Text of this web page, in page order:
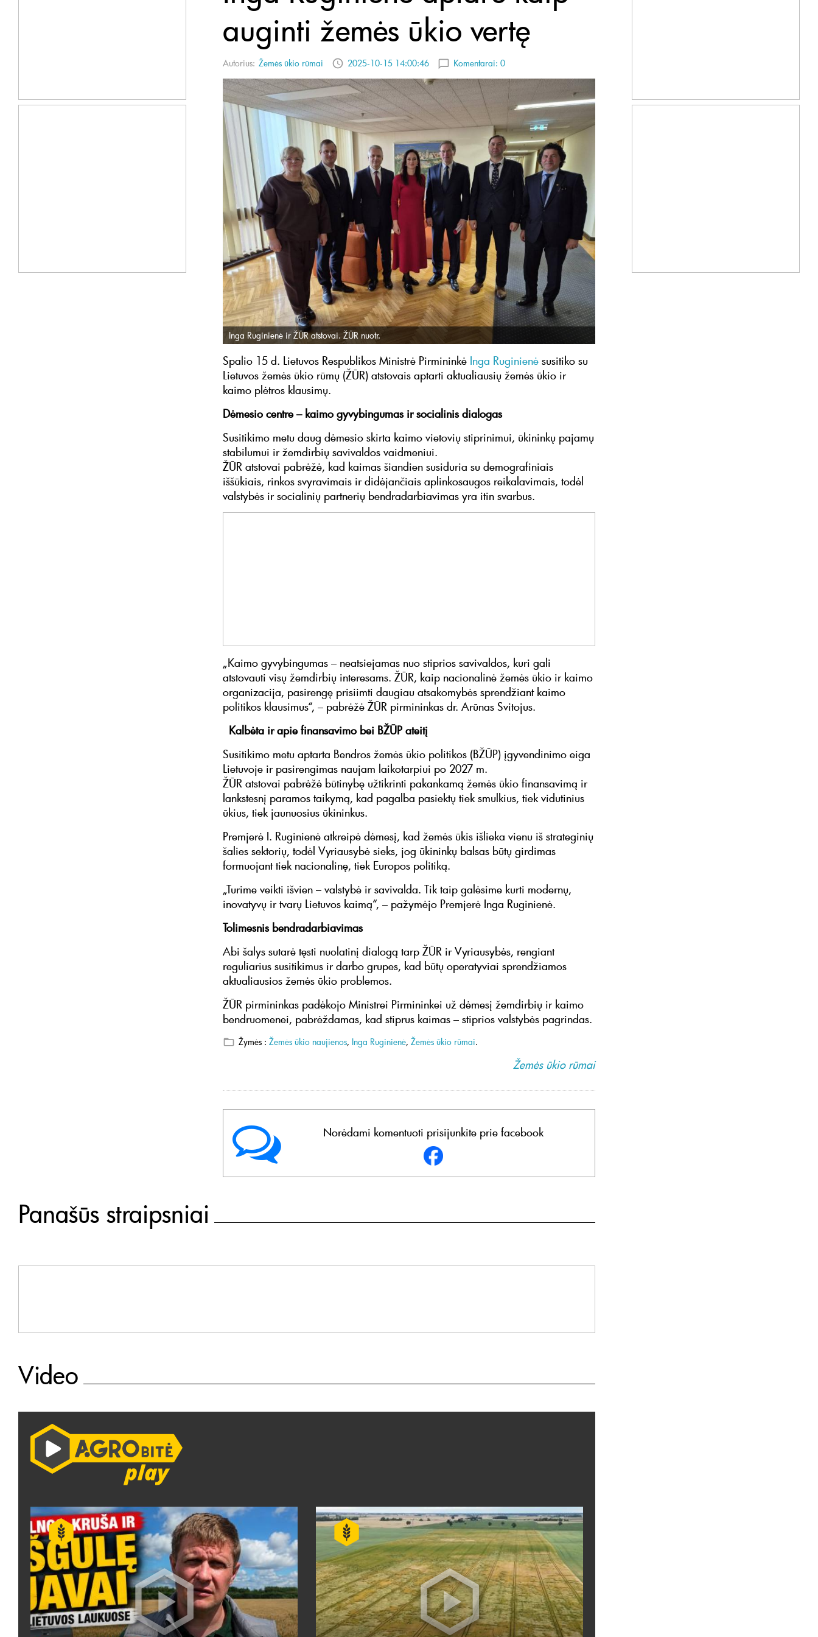
auginti žemės ūkio vertę
Autorius: Žemės ūkio rūmai 2025-10-15 14:00:46 Komentarai: 0
Inga Ruginienė ir ŽŪR atstovai. ŽŪR nuotr.
Spalio 15 d. Lietuvos Respublikos Ministrė Pirmininkė Inga Ruginienė susitiko su
Lietuvos žemės ūkio rūmų (ŽŪR) atstovais aptarti aktualiausių žemės ūkio ir
kaimo plėtros klausimų.
Dėmesio centre – kaimo gyvybingumas ir socialinis dialogas
Susitikimo metu daug dėmesio skirta kaimo vietovių stiprinimui, ūkininkų pajamų
stabilumui ir žemdirbių savivaldos vaidmeniui.
ŽŪR atstovai pabrėžė, kad kaimas šiandien susiduria su demografiniais
iššūkiais, rinkos svyravimais ir didėjančiais aplinkosaugos reikalavimais, todėl
valstybės ir socialinių partnerių bendradarbiavimas yra itin svarbus.
„Kaimo gyvybingumas – neatsiejamas nuo stiprios savivaldos, kuri gali
atstovauti visų žemdirbių interesams. ŽŪR, kaip nacionalinė žemės ūkio ir kaimo
organizacija, pasirengę prisiimti daugiau atsakomybės sprendžiant kaimo
politikos klausimus“, – pabrėžė ŽŪR pirmininkas dr. Arūnas Svitojus.
Kalbėta ir apie finansavimo bei BŽŪP ateitį
Susitikimo metu aptarta Bendros žemės ūkio politikos (BŽŪP) įgyvendinimo eiga
Lietuvoje ir pasirengimas naujam laikotarpiui po 2027 m.
ŽŪR atstovai pabrėžė būtinybę užtikrinti pakankamą žemės ūkio finansavimą ir
lankstesnį paramos taikymą, kad pagalba pasiektų tiek smulkius, tiek vidutinius
ūkius, tiek jaunuosius ūkininkus.
Premjerė I. Ruginienė atkreipė dėmesį, kad žemės ūkis išlieka vienu iš strateginių
šalies sektorių, todėl Vyriausybė sieks, jog ūkininkų balsas būtų girdimas
formuojant tiek nacionalinę, tiek Europos politiką.
„Turime veikti išvien – valstybė ir savivalda. Tik taip galėsime kurti modernų,
inovatyvų ir tvarų Lietuvos kaimą“, – pažymėjo Premjerė Inga Ruginienė.
Tolimesnis bendradarbiavimas
Abi šalys sutarė tęsti nuolatinį dialogą tarp ŽŪR ir Vyriausybės, rengiant
reguliarius susitikimus ir darbo grupes, kad būtų operatyviai sprendžiamos
aktualiausios žemės ūkio problemos.
ŽŪR pirmininkas padėkojo Ministrei Pirmininkei už dėmesį žemdirbių ir kaimo
bendruomenei, pabrėždamas, kad stiprus kaimas – stiprios valstybės pagrindas.
Žymės : Žemės ūkio naujienos, Inga Ruginienė, Žemės ūkio rūmai.
Žemės ūkio rūmai
Norėdami komentuoti prisijunkite prie facebook
Panašūs straipsniai
Video